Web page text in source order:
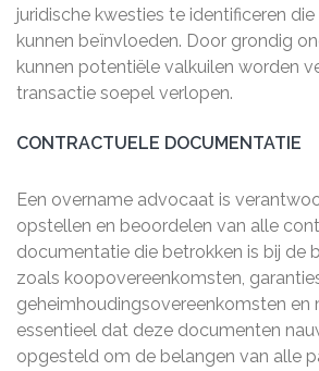
juridische kwesties te identificeren
kunnen beïnvloeden. Door grondig
kunnen potentiële valkuilen worden
transactie soepel verlopen.
CONTRACTUELE DOCUMENTATIE
Een overname advocaat is
opstellen en beoordelen van alle
documentatie die betrokken is bij de
zoals koopovereenkomsten,
geheimhoudingsovereenkomsten en
essentieel dat deze documenten
opgesteld om de belangen van alle